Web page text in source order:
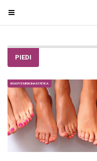
T
o
g
n
a
v
g
PIEDI
BEAUTY E MEDICINA ESTETICA